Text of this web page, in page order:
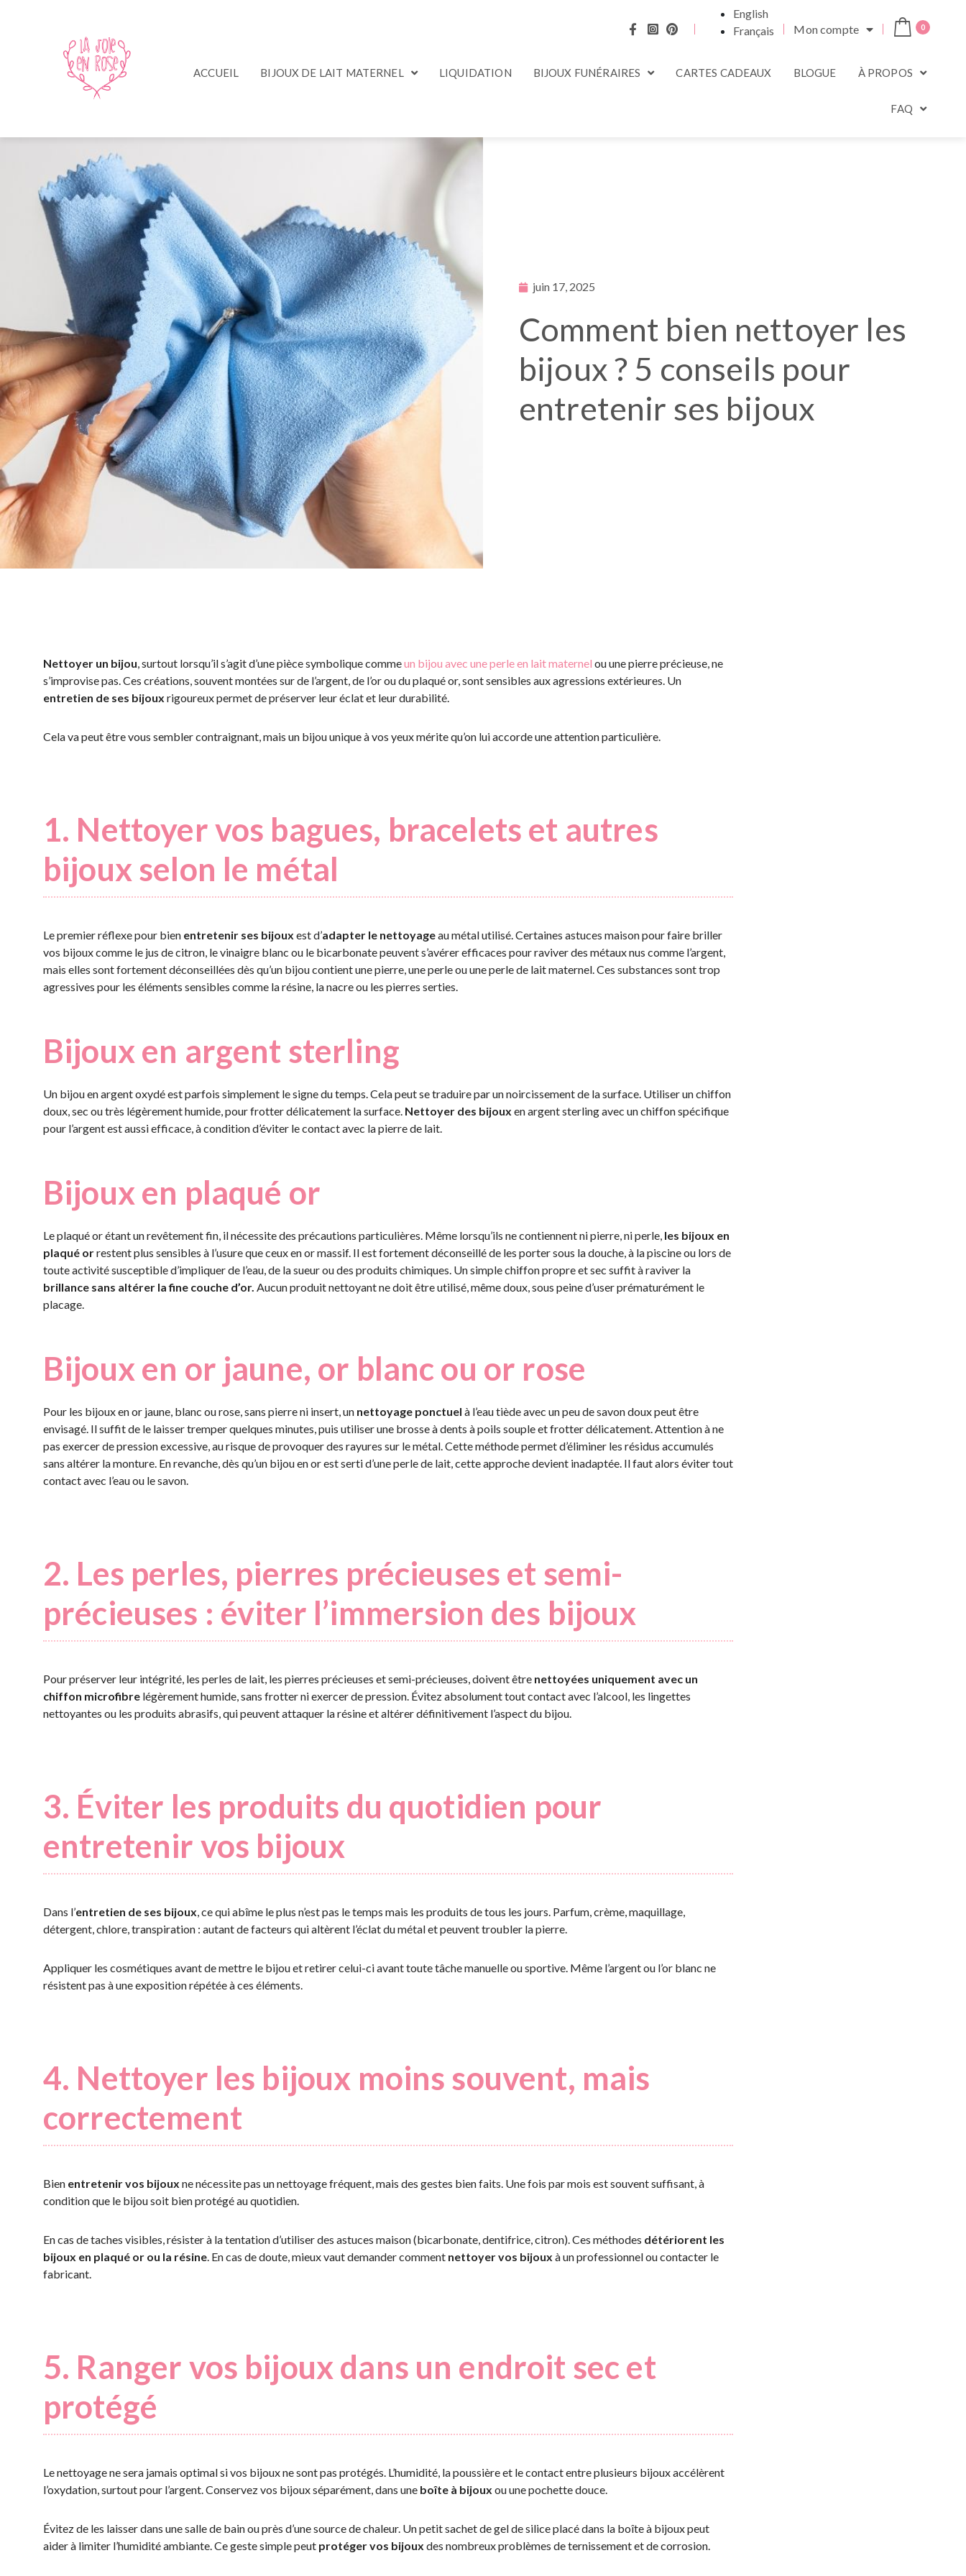
English
Français
Mon compte 0
ACCUEIL BIJOUX DE LAIT MATERNEL LIQUIDATION BIJOUX FUNÉRAIRES CARTES CADEAUX BLOGUE À PROPOS
FAQ
juin 17, 2025
Comment bien nettoyer les
bijoux ? 5 conseils pour
entretenir ses bijoux
Nettoyer un bijou, surtout lorsqu’il s’agit d’une pièce symbolique commeun bijou avec une perle en lait maternel ou une pierre précieuse, ne
s’improvise pas. Ces créations, souvent montées sur de l’argent, de l’or ou du plaqué or, sont sensibles aux agressions extérieures. Un
entretien de ses bijoux rigoureux permet de préserver leur éclat et leur durabilité.
Cela va peut être vous sembler contraignant, mais un bijou unique à vos yeux mérite qu’on lui accorde une attention particulière.
1. Nettoyer vos bagues, bracelets et autres
bijoux selon le métal
Le premier réflexe pour bien entretenir ses bijoux est d’adapter le nettoyageau métal utilisé. Certaines astuces maison pour faire briller
vos bijoux comme le jus de citron, le vinaigre blanc ou le bicarbonate peuvent s’avérer efficaces pour raviver des métaux nus comme l’argent,
mais elles sont fortement déconseillées dès qu’un bijou contient une pierre, une perle ou une perle de lait maternel. Ces substances sont trop
agressives pour les éléments sensibles comme la résine, la nacre ou les pierres serties.
Bijoux en argent sterling
Un bijou en argent oxydé est parfois simplement le signe du temps. Cela peut se traduire par un noircissement de la surface. Utiliser un chiffon
doux, sec ou très légèrement humide, pour frotter délicatement la surface. Nettoyer des bijoux en argent sterling avec un chiffon spécifique
pour l’argent est aussi efficace, à condition d’éviter le contact avec la pierre de lait.
Bijoux en plaqué or
Le plaqué or étant un revêtement fin, il nécessite des précautions particulières. Même lorsqu’ils ne contiennent ni pierre, ni perle, les bijoux en
plaqué orrestent plus sensibles à l’usure que ceux en or massif. Il est fortement déconseillé de les porter sous la douche, à la piscine ou lors de
toute activité susceptible d’impliquer de l’eau, de la sueur ou des produits chimiques. Un simple chiffon propre et sec suffit à raviver la
brillance sans altérer la fine couche d’or. Aucun produit nettoyant ne doit être utilisé, même doux, sous peine d’user prématurément le
placage.
Bijoux en or jaune, or blanc ou or rose
Pour les bijoux en or jaune, blanc ou rose, sans pierre ni insert, un nettoyage ponctuel à l’eau tiède avec un peu de savon doux peut être
envisagé. Il suffit de le laisser tremper quelques minutes, puis utiliser une brosse à dents à poils souple et frotter délicatement. Attention à ne
pas exercer de pression excessive, au risque de provoquer des rayures sur le métal. Cette méthode permet d’éliminer les résidus accumulés
sans altérer la monture. En revanche, dès qu’un bijou en or est serti d’une perle de lait, cette approche devient inadaptée. Il faut alors éviter tout
contact avec l’eau ou le savon.
2. Les perles, pierres précieuses et semi-
précieuses : éviter l’immersion des bijoux
Pour préserver leur intégrité, les perles de lait, les pierres précieuses et semi-précieuses, doivent être nettoyées uniquement avec un
chiffon microfibre légèrement humide, sans frotter ni exercer de pression. Évitez absolument tout contact avec l’alcool, les lingettes
nettoyantes ou les produits abrasifs, qui peuvent attaquer la résine et altérer définitivement l’aspect du bijou.
3. Éviter les produits du quotidien pour
entretenir vos bijoux
Dans l’entretien de ses bijoux, ce qui abîme le plus n’est pas le temps mais les produits de tous les jours. Parfum, crème, maquillage,
détergent, chlore, transpiration : autant de facteurs qui altèrent l’éclat du métal et peuvent troubler la pierre.
Appliquer les cosmétiques avant de mettre le bijou et retirer celui-ci avant toute tâche manuelle ou sportive. Même l’argent ou l’or blanc ne
résistent pas à une exposition répétée à ces éléments.
4. Nettoyer les bijoux moins souvent, mais
correctement
Bien entretenir vos bijoux ne nécessite pas un nettoyage fréquent, mais des gestes bien faits. Une fois par mois est souvent suffisant, à
condition que le bijou soit bien protégé au quotidien.
En cas de taches visibles, résister à la tentation d’utiliser des astuces maison (bicarbonate, dentifrice, citron). Ces méthodes détériorent les
bijoux en plaqué or ou la résine. En cas de doute, mieux vaut demander comment nettoyer vos bijoux à un professionnel ou contacter le
fabricant.
5. Ranger vos bijoux dans un endroit sec et
protégé
Le nettoyage ne sera jamais optimal si vos bijoux ne sont pas protégés. L’humidité, la poussière et le contact entre plusieurs bijoux accélèrent
l’oxydation, surtout pour l’argent. Conservez vos bijoux séparément, dans une boîte à bijoux ou une pochette douce.
Évitez de les laisser dans une salle de bain ou près d’une source de chaleur. Un petit sachet de gel de silice placé dans la boîte à bijoux peut
aider à limiter l’humidité ambiante. Ce geste simple peut protéger vos bijoux des nombreux problèmes de ternissement et de corrosion.